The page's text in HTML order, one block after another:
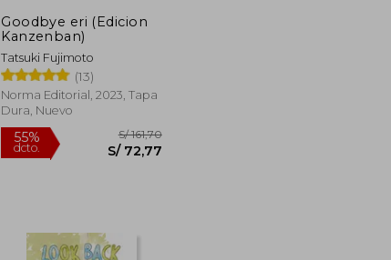
Goodbye eri (Edicion
Kanzenban)
Tatsuki Fujimoto
(13)
Norma Editorial, 2023, Tapa
Dura, Nuevo